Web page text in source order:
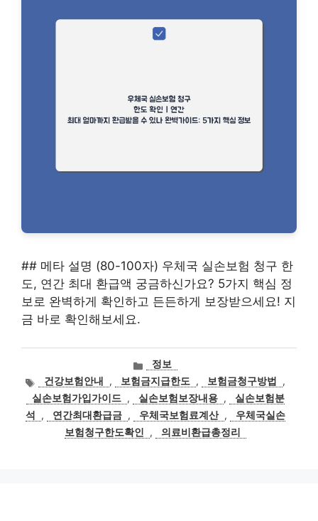
## 메타 설명 (80-100자) 우체국 실손보험 청구 한
도, 연간 최대 환급액 궁금하신가요? 5가지 핵심 정
보로 완벽하게 확인하고 든든하게 보장받으세요! 지
금 바로 확인해보세요.
카
테
고
리
정보
태
그
건강보험안내 , 보험금지급한도 , 보험금청구방법
,
실손보험가입가이드 , 실손보험보장내용 ,
실손보험분
석
, 연간최대환급금 , 우체국보험료계산 ,
우체국실손
보험청구한도확인
, 의료비환급총정리